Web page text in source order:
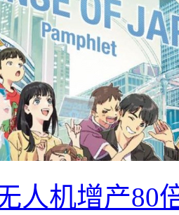
人机增产80